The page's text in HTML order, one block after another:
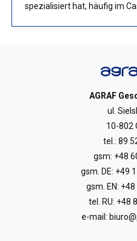
spezialisiert hat, häufig im
AGRAF
ul.
10-802
tel.: 89
gsm: +48
gsm. DE: +49
gsm. EN: +48
tel. RU: +48
e-mail: